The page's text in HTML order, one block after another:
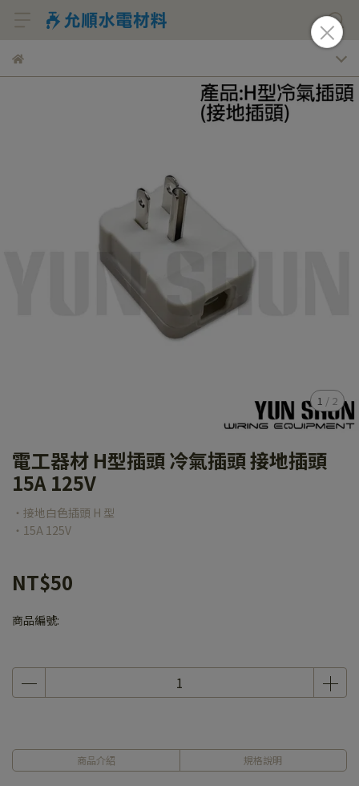
1 / 2
電工器材 H型插頭 冷氣插頭 接地插頭
15A 125V
‧接地白色插頭 H 型
‧15A 125V
NT$50
商品編號:
商品介紹 規格說明